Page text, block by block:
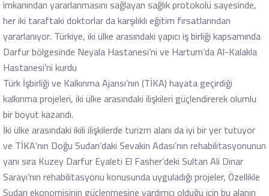
imkanından yararlanmasını sağlayan sağlık protokolü sayesinde,
her iki taraftaki doktorlar da karşılıklı eğitim fırsatlarından
yararlanıyor. Türkiye, iki ülke arasındaki yapıcı iş birliği kapsamında
Darfur bölgesinde Neyala Hastanesi’ni ve Hartum’da Al-Kalakla
Hastanesi’ni kurdu
Türk İşbirliği ve Kalkınma Ajansı’nın (TİKA) hayata geçirdiği
kalkınma projeleri, iki ülke arasındaki ilişkileri güçlendirerek olumlu
bir boyut kazandı.
İki ülke arasındaki ikili ilişkilerde turizm alanı da iyi bir yer tutuyor
ve TİKA’nın Doğu Sudan’daki Sevakin Adası’nın rehabilitasyonunun
yanı sıra Kuzey Darfur Eyaleti El Fasher’deki Sultan Ali Dinar
Sarayı’nın rehabilitasyonu konusunda uyguladığı projeler, Özellikle
Sudan ekonomisinin güçlenmesine yardımcı olduğu için bu alanın